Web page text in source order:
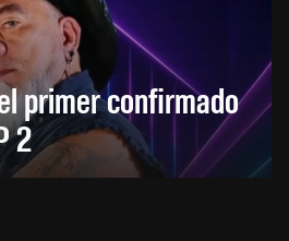
primer confirmado
2